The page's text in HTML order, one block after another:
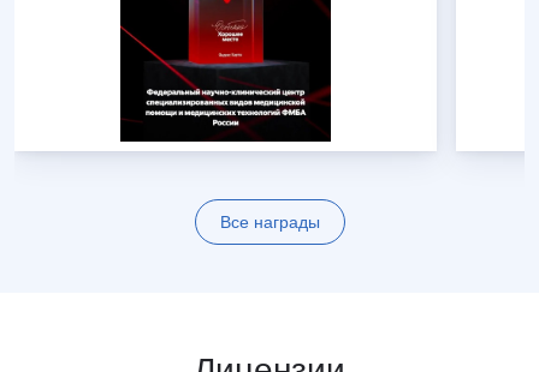
Все награды